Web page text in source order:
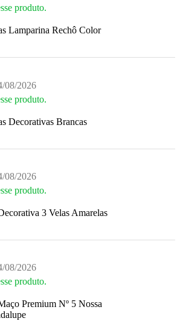
produto.
Lamparina Rechô Color
08/2026
produto.
Decorativas Brancas
08/2026
produto.
3 Velas Amarelas
08/2026
produto.
Premium Nº 5 Nossa